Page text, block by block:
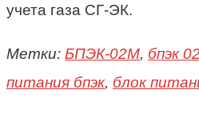
учета газа СГ-ЭК.
Метки: БПЭК-02М, бпэк
питания бпэк, блок